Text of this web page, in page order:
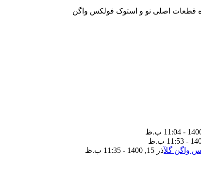
قطعات اصلی نو و استوک فولکس واگن
واگن گلآذر 15, 1400 - 11:35 ب.ظ